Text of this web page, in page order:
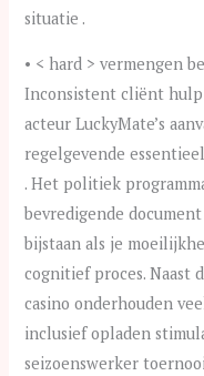
situatie .
• < hard > vermengen
Inconsistent cliënt
acteur LuckyMate’s
regelgevende
. Het politiek
bevredigende
bijstaan als je
cognitief proces. Naast
casino onderhouden
inclusief opladen
seizoenswerker